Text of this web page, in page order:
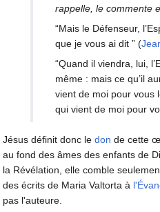
rappelle, le commente
“Mais le Défenseur,
que je vous ai dit ” (
“Quand il viendra, lui,
même : mais ce qu’il
vient de moi pour vous
qui vient de moi pour
Jésus définit donc le don de cette
au fond des âmes des enfants de
la Révélation, elle comble
des écrits de Maria Valtorta à
pas l'auteure.